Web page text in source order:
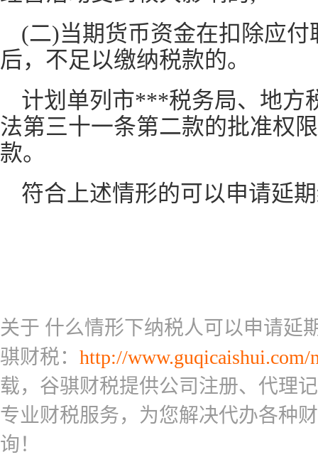
(二)当期货币资金在扣除应
后，不足以缴纳税款的。
计划单列市***税务局、地方
法第三十一条第二款的批准权
款。
符合上述情形的可以申请延
关于 什么情形下纳税人可以申请延
骐财税： http://www.guqicaishui.com/
载，谷骐财税提供公司注册、代理
专业财税服务，为您解决代办各种
询！